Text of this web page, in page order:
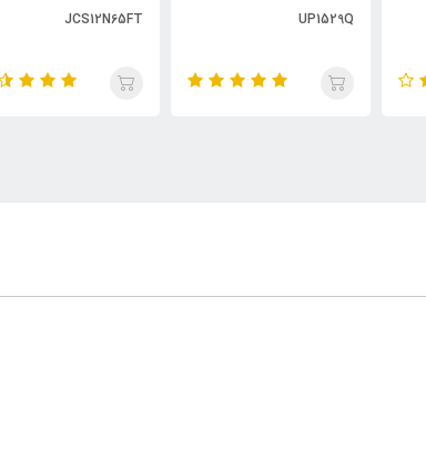
UP1529Q
JCS12N65FT